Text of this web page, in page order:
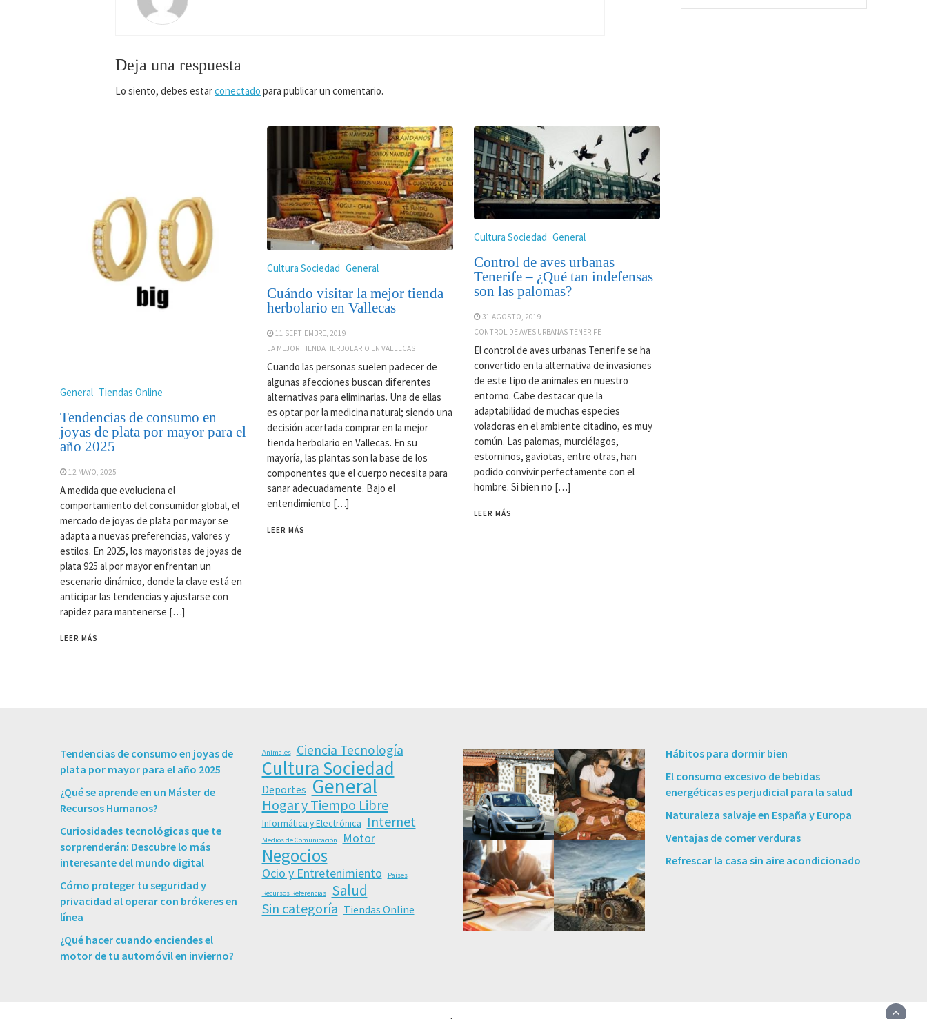
Deja una respuesta
Lo siento, debes estarconectado para publicar un comentario.
General Tiendas Online
Tendencias de consumo en
joyas de plata por mayor para el
año 2025
12 MAYO, 2025
A medida que evoluciona el
comportamiento del consumidor global, el
mercado de joyas de plata por mayor se
adapta a nuevas preferencias, valores y
estilos. En 2025, los mayoristas de joyas de
plata 925 al por mayor enfrentan un
escenario dinámico, donde la clave está en
anticipar las tendencias y ajustarse con
rapidez para mantenerse […]
LEER MÁS
Cultura Sociedad General
Cuándo visitar la mejor tienda
herbolario en Vallecas
11 SEPTIEMBRE, 2019
LA MEJOR TIENDA HERBOLARIO EN VALLECAS
Cuando las personas suelen padecer de
algunas afecciones buscan diferentes
alternativas para eliminarlas. Una de ellas
es optar por la medicina natural; siendo una
decisión acertada comprar en la mejor
tienda herbolario en Vallecas. En su
mayoría, las plantas son la base de los
componentes que el cuerpo necesita para
sanar adecuadamente. Bajo el
entendimiento […]
LEER MÁS
Cultura Sociedad General
Control de aves urbanas
Tenerife – ¿Qué tan indefensas
son las palomas?
31 AGOSTO, 2019
CONTROL DE AVES URBANAS TENERIFE
El control de aves urbanas Tenerife se ha
convertido en la alternativa de invasiones
de este tipo de animales en nuestro
entorno. Cabe destacar que la
adaptabilidad de muchas especies
voladoras en el ambiente citadino, es muy
común. Las palomas, murciélagos,
estorninos, gaviotas, entre otras, han
podido convivir perfectamente con el
hombre. Si bien no […]
LEER MÁS
Tendencias de consumo en joyas de
plata por mayor para el año 2025
¿Qué se aprende en un Máster de
Recursos Humanos?
Curiosidades tecnológicas que te
sorprenderán: Descubre lo más
interesante del mundo digital
Cómo proteger tu seguridad y
privacidad al operar con brókeres en
línea
¿Qué hacer cuando enciendes el
motor de tu automóvil en invierno?
Animales Ciencia Tecnología
Cultura Sociedad
Deportes General
Hogar y Tiempo Libre
Informática y Electrónica Internet
Medios de Comunicación Motor
Negocios
Ocio y Entretenimiento
Países
Recursos Referencias
Salud
Sin categoría Tiendas Online
Hábitos para dormir bien
El consumo excesivo de bebidas
energéticas es perjudicial para la salud
Naturaleza salvaje en España y Europa
Ventajas de comer verduras
Refrescar la casa sin aire acondicionado